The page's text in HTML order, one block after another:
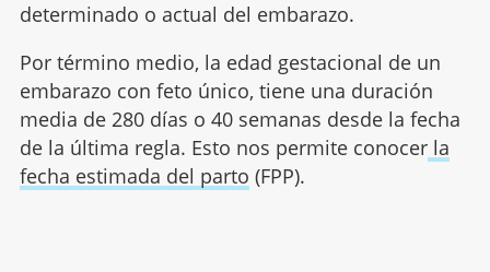
determinado o actual del embarazo.
Por término medio, la edad gestacional de un
embarazo con feto único, tiene una duración
media de 280 días o 40 semanas desde la fecha
de la última regla. Esto nos permite conocerla
fecha estimada del parto (FPP).